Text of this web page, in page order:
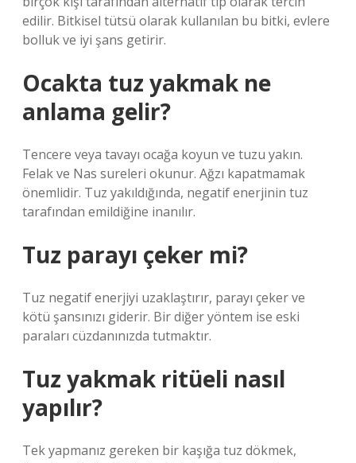
edilir. Bitkisel tütsü olarak kullanılan bu bitki, evlere
bolluk ve iyi şans getirir.
Ocakta tuz yakmak ne
anlama gelir?
Tencere veya tavayı ocağa koyun ve tuzu yakın.
Felak ve Nas sureleri okunur. Ağzı kapatmamak
önemlidir. Tuz yakıldığında, negatif enerjinin tuz
tarafından emildiğine inanılır.
Tuz parayı çeker mi?
Tuz negatif enerjiyi uzaklaştırır, parayı çeker ve
kötü şansınızı giderir. Bir diğer yöntem ise eski
paraları cüzdanınızda tutmaktır.
Tuz yakmak ritüeli nasıl
yapılır?
Tek yapmanız gereken bir kaşığa tuz dökmek,